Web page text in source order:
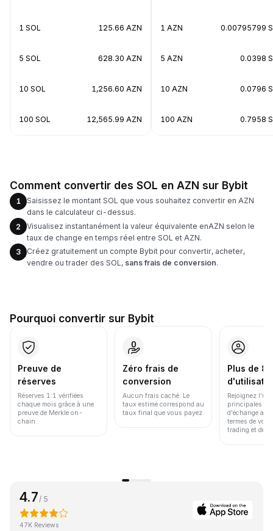
1 SOL 125.66 AZN
5 SOL 628.30 AZN
10 SOL 1,256.60 AZN
100 SOL 12,565.99 AZN
1 AZN 0.00795799
5 AZN 0.0398
10 AZN 0.0796
100 AZN 0.7958
Comment convertir des SOL en AZN sur Bybit
1
Saisissez le montant SOL que vous souhaitez convertir en AZN
dans le calculateur ci-dessus.
2
Visualisez instantanément la valeur équivalente enAZN selon le
taux de change en temps réel entre SOL et AZN.
3
Créez gratuitement un compte Bybit pour convertir, acheter,
vendre ou trader des SOL, sans frais de conversion.
Pourquoi convertir sur Bybit
Preuve de
réserves
Réserves 1:1 vérifiées
chaque mois grâce à une
preuve de Merkle on-
chain.
Zéro frais de
conversion
Aucun frais caché. Le
taux estimé correspond au
taux final que vous payez.
Plus de
Rejoignez
principales
d'échange au
termes de
trading et de
4.7/ 5
47K Reviews